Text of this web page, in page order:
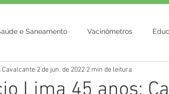
e Saneamento Vacinômetros
Infra, Obra e Transporte Assistência Social
Cavalcante 2 de jun. de 2022 2 min de leitura